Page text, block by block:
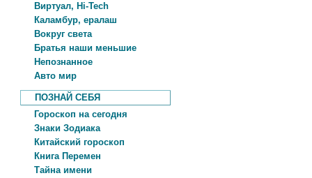
Виртуал, Hi-Tech
Каламбур, ералаш
Вокруг света
Братья наши меньшие
Непознанное
Авто мир
ПОЗНАЙ СЕБЯ
Гороскоп на сегодня
Знаки Зодиака
Китайский гороскоп
Книга Перемен
Тайна имени